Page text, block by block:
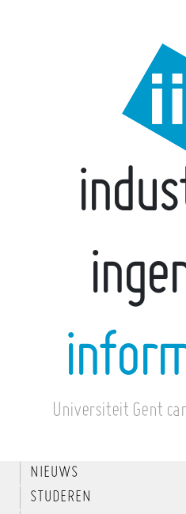
Universiteit Gent
NIEUWS
STUDEREN